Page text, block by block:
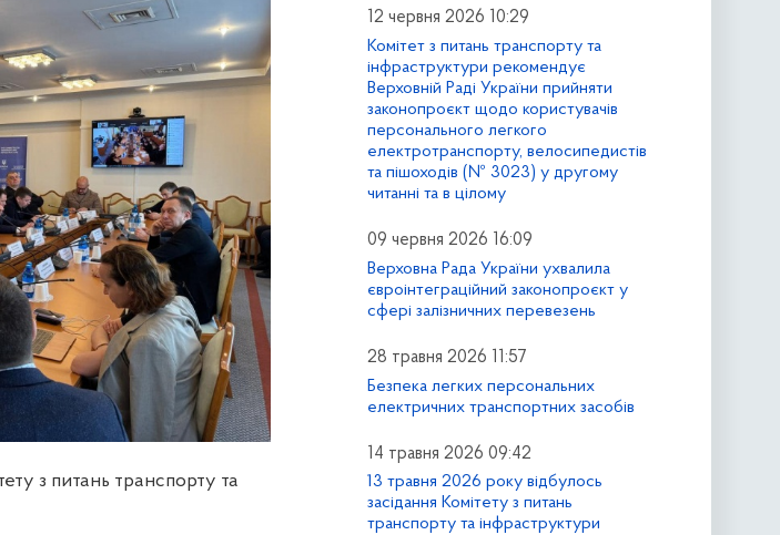
з питань транспорту та
12 червня 2026 10:29
Комітет з питань транспорту та
інфраструктури рекомендує
Верховній Раді України прийняти
законопроєкт щодо користувачів
персонального легкого
електротранспорту, велосипедистів
та пішоходів (№ 3023) у другому
читанні та в цілому
09 червня 2026 16:09
Верховна Рада України ухвалила
євроінтеграційний законопроєкт у
сфері залізничних перевезень
28 травня 2026 11:57
Безпека легких персональних
електричних транспортних засобів
14 травня 2026 09:42
13 травня 2026 року відбулось
засідання Комітету з питань
транспорту та інфраструктури